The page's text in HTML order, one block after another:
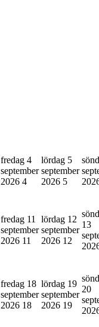
fredag 4
september
2026 4
lördag 5
september
2026 5
fredag 11
september
2026 11
lördag 12
september
2026 12
13
fredag 18
september
2026 18
lördag 19
september
2026 19
20